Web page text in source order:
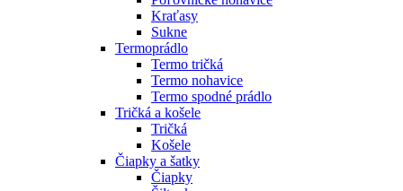
Kraťasy
Sukne
Termoprádlo
Termo tričká
Termo nohavice
Termo spodné prádlo
Tričká a košele
Tričká
Košele
Čiapky a šatky
Čiapky